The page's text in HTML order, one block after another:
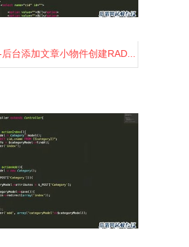
0台添加文章小物件创建RAD...